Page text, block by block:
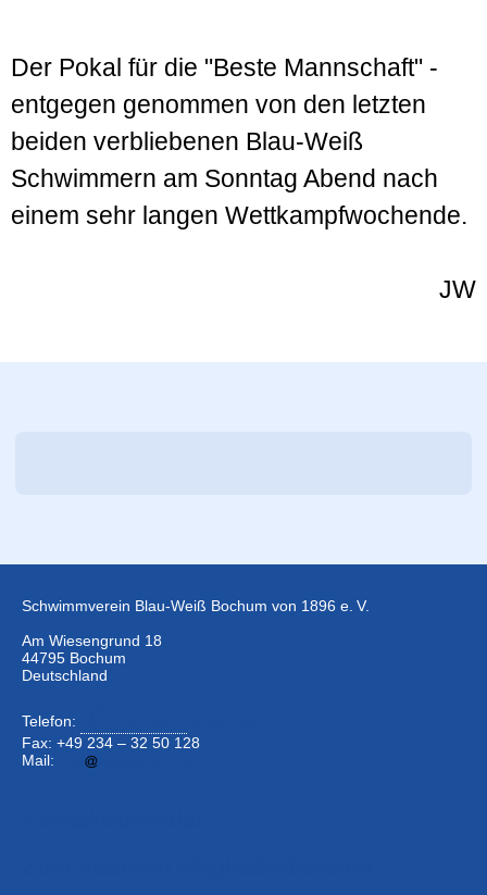
Der Pokal für die "Beste Mannschaft" -
entgegen genommen von den letzten
beiden verbliebenen Blau-Weiß
Schwimmern am Sonntag Abend nach
einem sehr langen Wettkampfwochende.
JW
Schwimmverein Blau-Weiß Bochum von 1896 e. V.
Am Wiesengrund 18
44795 Bochum
Deutschland
Telefon:
Fax: +49 234 – 32 50 128
Mail: